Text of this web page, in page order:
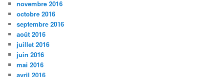
novembre 2016
octobre 2016
septembre 2016
août 2016
juillet 2016
juin 2016
mai 2016
avril 2016